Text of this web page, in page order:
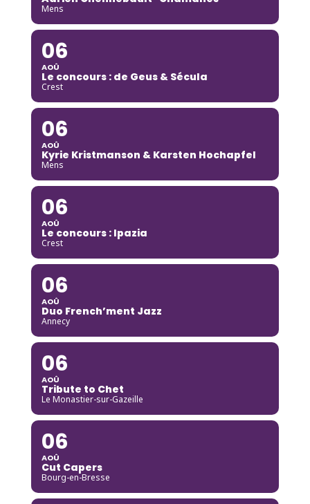
Mens
06
AOÛ
Le concours : de Geus & Sécula
Crest
06
AOÛ
Kyrie Kristmanson & Karsten Hochapfel
Mens
06
AOÛ
Le concours : Ipazia
Crest
06
AOÛ
Duo French’ment Jazz
Annecy
06
AOÛ
Tribute to Chet
Le Monastier-sur-Gazeille
06
AOÛ
Cut Capers
Bourg-en-Bresse